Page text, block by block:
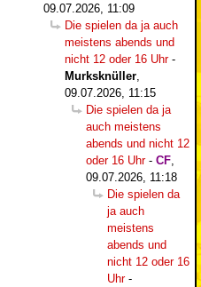
09.07.2026, 11:09
Die spielen da ja auch
meistens abends und
nicht 12 oder 16 Uhr-
Murksknüller
09.07.2026, 11:15
Die spielen da ja
auch meistens
abends und nicht 12
oder 16 Uhr- CF
09.07.2026, 11:18
Die spielen da
ja auch
meistens
abends und
nicht 12 oder 16
Uhr-